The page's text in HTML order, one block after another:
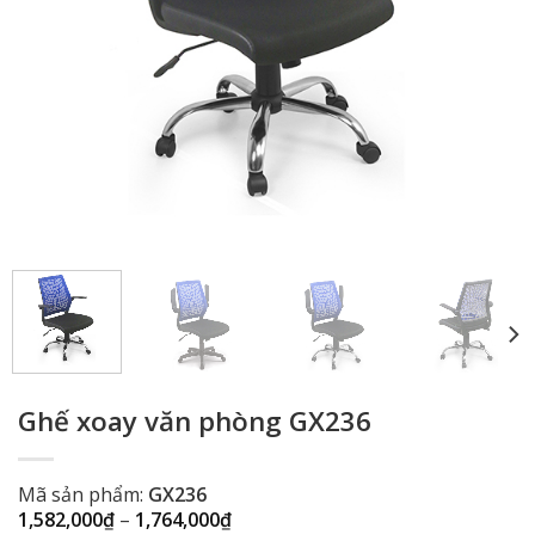
Ghế xoay văn phòng GX236
Mã sản phẩm: GX236
1,582,000₫ – 1,764,000₫Khoảng
giá: